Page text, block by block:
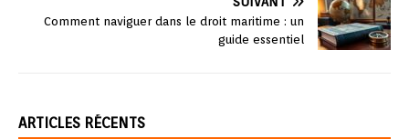
Comment naviguer dans le droit maritime : un
guide essentiel
ARTICLES RÉCENTS